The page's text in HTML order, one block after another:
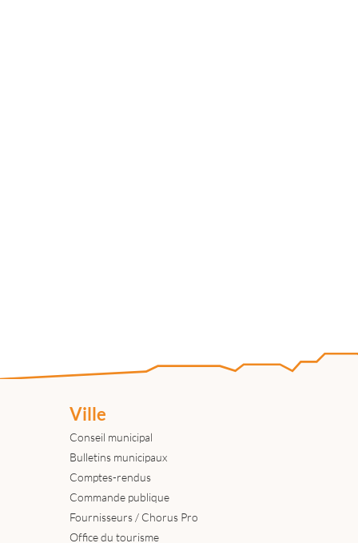
Ville
Conseil municipal
Bulletins municipaux
Comptes-rendus
Commande publique
Fournisseurs / Chorus Pro
Office du tourisme